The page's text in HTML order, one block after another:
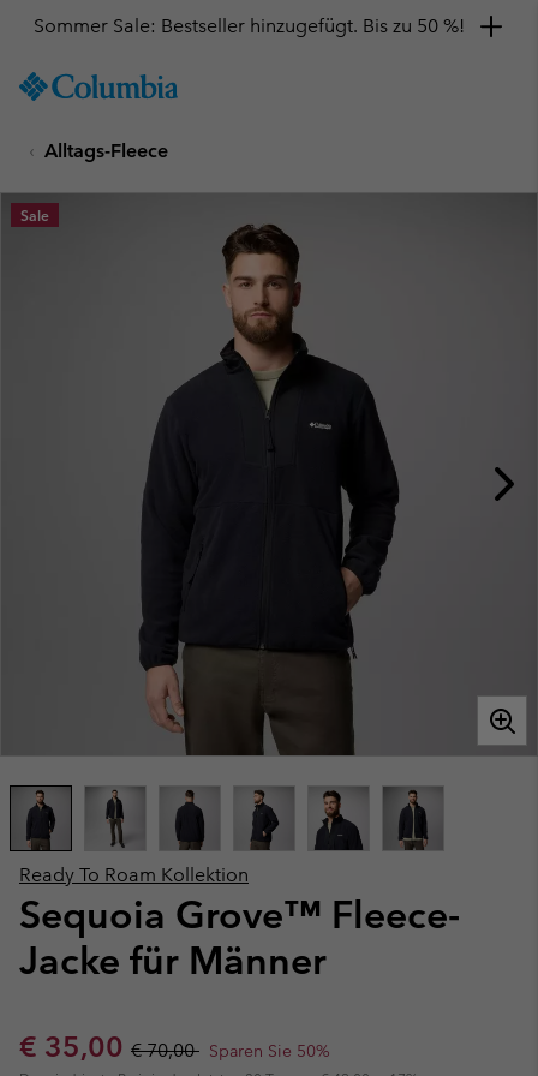
TO
SKIP
MAIN
NAV
Sommer Sale: Bestseller hinzugefügt. Bis zu 50 %!
Alltags-Fleece
Ready To Roam Kollektion
Sequoia Grove™ Fleece-
Jacke für Männer
Sale price:
€ 35,00 Regular price:
€ 70,00 Sparen Sie 50%
Sale